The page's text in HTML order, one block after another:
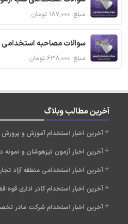
مبلغ: ۱۸۷,۰۰۰ تومان
سوالات مصاحبه استخدامی
مبلغ: ۶۳۸,۰۰۰ تومان
آخرین مطالب وبلاگ
آخرین اخبار استخدام آموزش و پرورش 1405 (به زودی)
آخرین اخبار آزمون تیزهوشان و نمونه
آخرین اخبار استخدامی منطقه آزاد تجاری
آخرین اخبار استخدام کادر اداری قوه قضاییه 1405
آخرین اخبار استخدام شرکت مادر تخصصی تولید